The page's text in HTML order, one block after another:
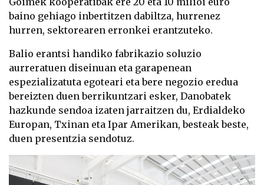
baino gehiago inbertitzen dabiltza, hurrenez
hurren, sektorearen erronkei erantzuteko.
Balio erantsi handiko fabrikazio soluzio
aurreratuen diseinuan eta garapenean
espezializatuta egoteari eta bere negozio eredua
bereizten duen berrikuntzari esker, Danobatek
hazkunde sendoa izaten jarraitzen du, Erdialdeko
Europan, Txinan eta Ipar Amerikan, besteak beste,
duen presentzia sendotuz.